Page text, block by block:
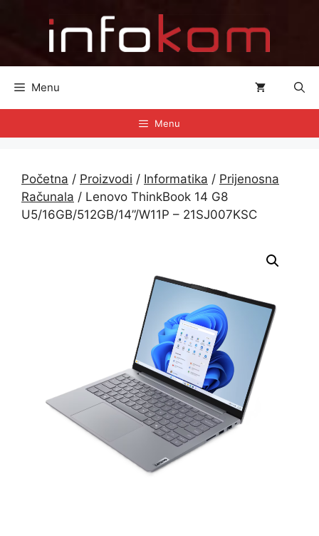
Menu
Menu
Početna / Proizvodi / Informatika / Prijenosna
Računala / Lenovo ThinkBook 14 G8
U5/16GB/512GB/14”/W11P – 21SJ007KSC